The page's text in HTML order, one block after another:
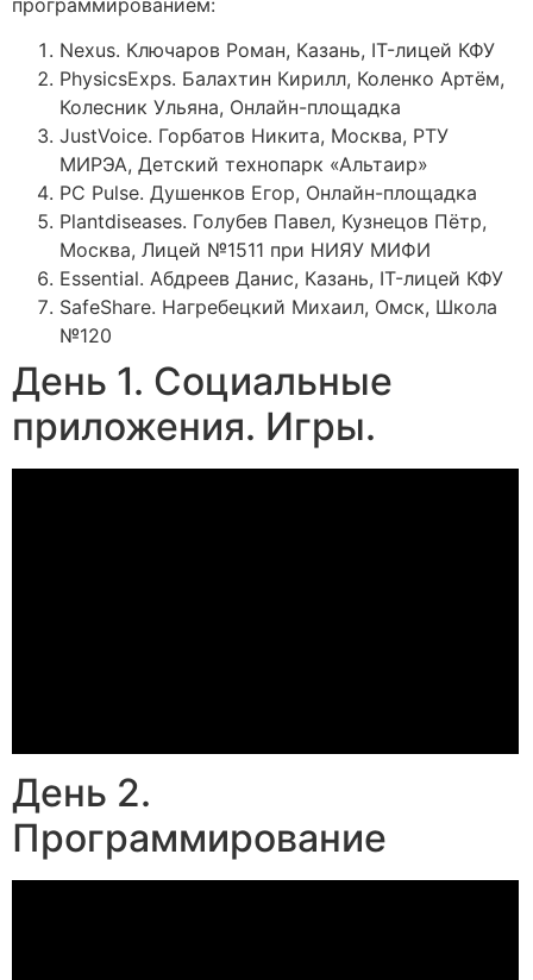
Nexus. Ключаров Роман, Казань, IT-лицей КФУ
PhysicsExps. Балахтин Кирилл, Коленко Артëм,
Колесник Ульяна, Онлайн-площадка
JustVoice. Горбатов Никита, Москва, РТУ
МИРЭА, Детский технопарк «Альтаир»
PC Pulse. Душенков Егор, Онлайн-площадка
Plantdiseases. Голубев Павел, Кузнецов Пётр,
Москва, Лицей №1511 при НИЯУ МИФИ
Essential. Абдреев Данис, Казань, IT-лицей КФУ
SafeShare. Нагребецкий Михаил, Омск, Школа
№120
День 1. Социальные
приложения. Игры.
День 2.
Программирование